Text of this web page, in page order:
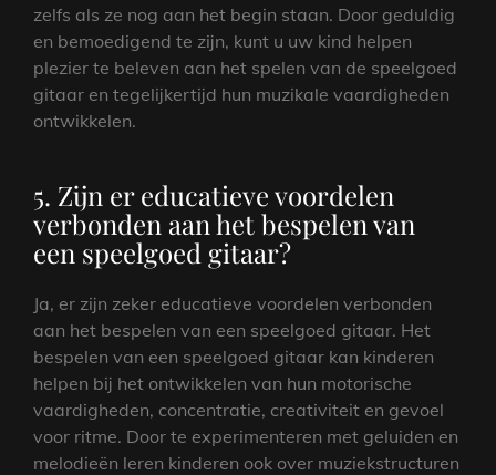
zelfs als ze nog aan het begin staan. Door geduldig
en bemoedigend te zijn, kunt u uw kind helpen
plezier te beleven aan het spelen van de speelgoed
gitaar en tegelijkertijd hun muzikale vaardigheden
ontwikkelen.
5. Zijn er educatieve voordelen
verbonden aan het bespelen van
een speelgoed gitaar?
Ja, er zijn zeker educatieve voordelen verbonden
aan het bespelen van een speelgoed gitaar. Het
bespelen van een speelgoed gitaar kan kinderen
helpen bij het ontwikkelen van hun motorische
vaardigheden, concentratie, creativiteit en gevoel
voor ritme. Door te experimenteren met geluiden en
melodieën leren kinderen ook over muziekstructuren